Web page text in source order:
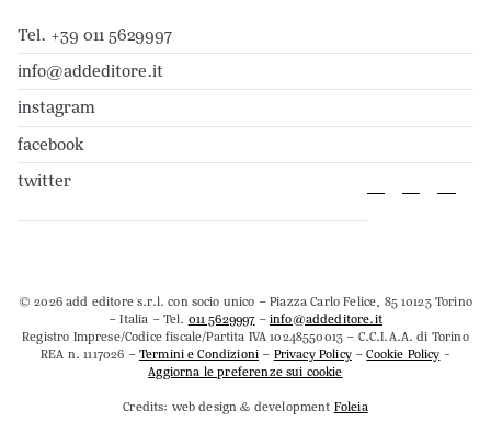
Tel. +39 011 5629997
info@addeditore.it
instagram
facebook
twitter
© 2026 add editore s.r.l. con socio unico – Piazza Carlo Felice, 85 10123 Torino
– Italia – Tel. 011 5629997 –info@addeditore.it
Registro Imprese/Codice fiscale/Partita IVA 10248550013 – C.C.I.A.A. di Torino
REA n. 1117026 –Termini e Condizioni – Privacy Policy–Cookie Policy -
Aggiorna le preferenze sui cookie
Credits: web design & development Foleia